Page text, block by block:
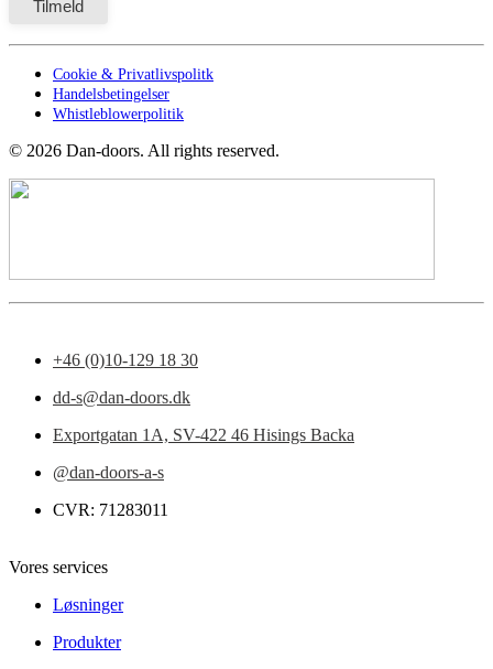
Cookie & Privatlivspolitk
Handelsbetingelser
Whistleblowerpolitik
© 2026 Dan-doors. All rights reserved.
+46 (0)10-129 18 30
dd-s@dan-doors.dk
Exportgatan 1A, SV-422 46 Hisings Backa
@dan-doors-a-s
CVR: 71283011
Vores services
Løsninger
Produkter